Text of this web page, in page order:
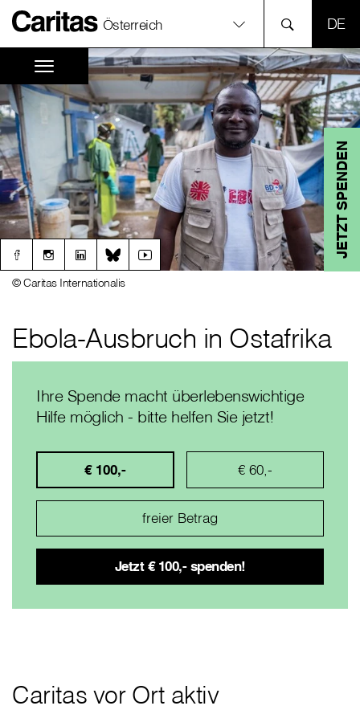
Österreich
JETZT SPENDEN
Ebola-Ausbruch in Ostafrika
© Caritas Internationalis
Ihre Spende macht überlebenswichtige
Hilfe möglich - bitte helfen Sie jetzt!
€ 100,- € 60,-
Caritas vor Ort aktiv